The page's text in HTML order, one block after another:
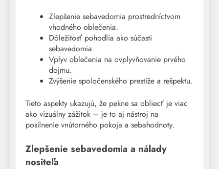
Zlepšenie sebavedomia prostredníctvom
vhodného oblečenia.
Dôležitosť pohodlia ako súčasti
sebavedomia.
Vplyv oblečenia na ovplyvňovanie prvého
dojmu.
Zvýšenie spoločenského prestíže a rešpektu.
Tieto aspekty ukazujú, že pekne sa obliecť je viac
ako vizuálny zážitok – je to aj nástroj na
posilnenie vnútorného pokoja a sebahodnoty.
Zlepšenie sebavedomia a nálady
nositeľa